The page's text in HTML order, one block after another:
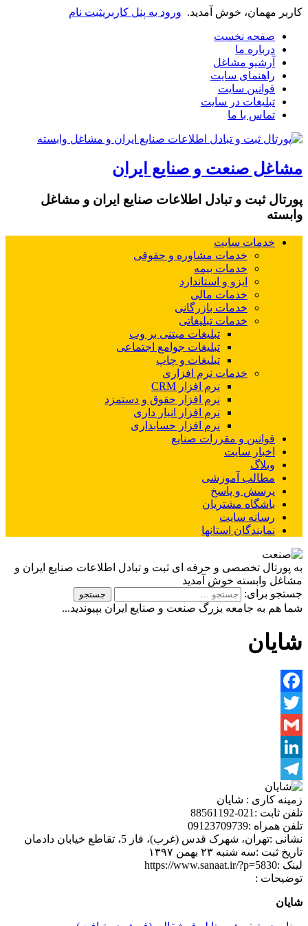
کاربر مهمان، خوش آمدید. ورود به پنل کاربریثبت نام
صفحه نخست
درباره ما
آرشیو مشاغل
راهنمای سایت
قوانین سایت
تبلیغات در سایت
تماس با ما
مشاغل صنعت و صنایع ایران
پورتال ثبت و تبادل اطلاعات صنایع ایران و مشاغل
وابسته
خدمات سایت
خدمات مشاوره و حقوقی
خدمات بیمه
ایزو و استاندارد
خدمات مالی
خدمات بازرگانی
خدمات تبلیغاتی
تبلیغات مبتنی بر وب
تبلیغات جوامع اجتماعی
تبلیغات و چاپ
خدمات نرم افزاری
نرم افزار CRM
نرم افزار حقوق و دستمزد
نرم افزار انبار داری
نرم افزار حسابداری
قوانین و مقررات صنایع
اخبار سایت
وبلاگ
مطالب آموزشی
پرسش و پاسخ
باشگاه مشتریان
رسانه سایت
نمایندگان استانها
به پورتال تخصصی و حرفه ای ثبت و تبادل اطلاعات صنایع ایران و
مشاغل وابسته خوش آمدید
جستجو برای:
شما هم به جامعه بزرگ صنعت و صنایع ایران بپیوندید...
شایان
Facebook
Twitter
Gmail
LinkedIn
Telegram
زمینه کاری : شایان
تلفن ثابت :021-88561192
تلفن همراه :09123709739
نشانی :تهران، شهرک قدس (غرب)، فاز 5، تقاطع خیابان دادمان
تاریخ ثبت :سه شنبه ۲۳ بهمن ۱۳۹۷
لینک :https://www.sanaat.ir/?p=5830
توضیحات :
شایان